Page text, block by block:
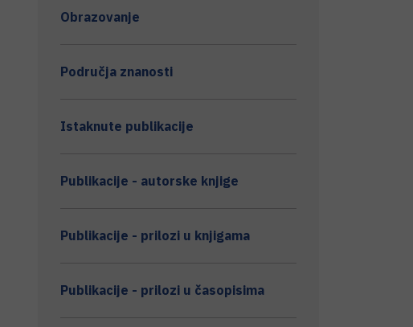
Obrazovanje
Područja znanosti
Istaknute publikacije
Publikacije - autorske knjige
Publikacije - prilozi u knjigama
Publikacije - prilozi u časopisima